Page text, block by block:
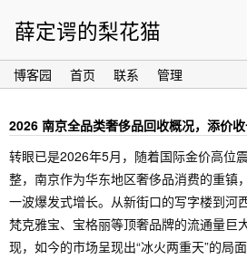
薛定谔的梨花猫
博客园 首页 联系 管理
2026 南京全品类奢侈品回收概况，添价
转眼已是2026年5月，随着国际金价高位
整，南京作为华东地区奢侈品消费的重镇
一波爆发式增长。从新街口的写字楼到河
梵克雅宝、宝格丽等顶奢品牌的流通量巨
现，如今的市场呈现出“冰火两重天”的局